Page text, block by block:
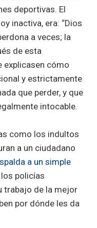
deportivas. El
inactiva, era: “Dios
a veces; la
de esta
explicasen cómo
y estrictamente
que perder, y que
intocable.
como los indultos
a un ciudadano
a un simple
los policías
trabajo de la mejor
por dónde les da